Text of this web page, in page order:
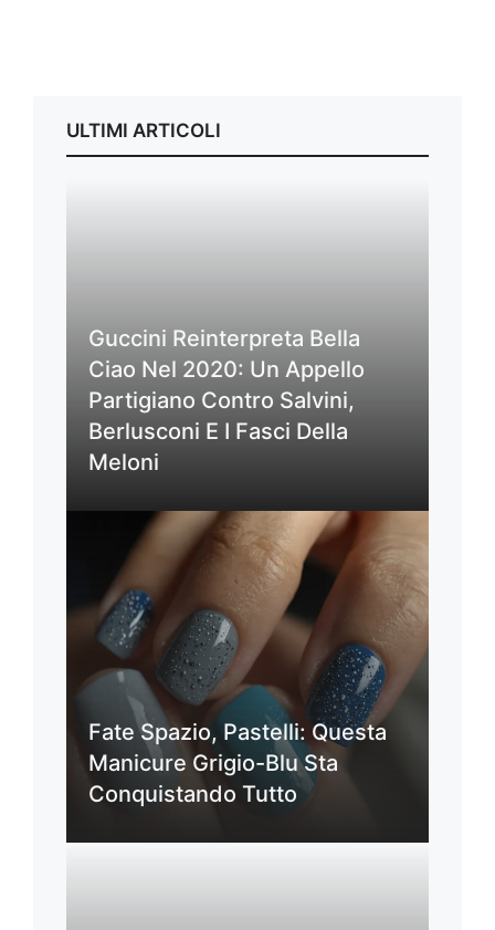
ULTIMI ARTICOLI
Guccini Reinterpreta Bella
Ciao Nel 2020: Un Appello
Partigiano Contro Salvini,
Berlusconi E I Fasci Della
Meloni
Fate Spazio, Pastelli: Questa
Manicure Grigio-Blu Sta
Conquistando Tutto